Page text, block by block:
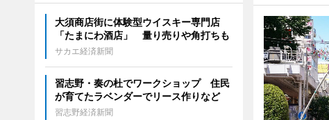
大須商店街に体験型ウイスキー専門店
「たまにわ酒店」 量り売りや角打ちも
サカエ経済新聞
習志野・奏の杜でワークショップ 住民
が育てたラベンダーでリース作りなど
習志野経済新聞